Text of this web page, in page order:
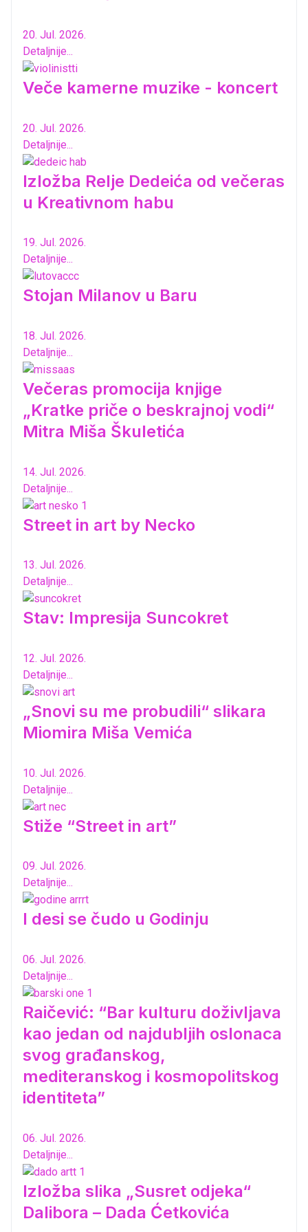
20. Jul. 2026.
Detaljnije...
Veče kamerne muzike - koncert
20. Jul. 2026.
Detaljnije...
Izložba Relje Dedeića od večeras
u Kreativnom habu
19. Jul. 2026.
Detaljnije...
Stojan Milanov u Baru
18. Jul. 2026.
Detaljnije...
Večeras promocija knjige
„Kratke priče o beskrajnoj vodi“
Mitra Miša Škuletića
14. Jul. 2026.
Detaljnije...
Street in art by Necko
13. Jul. 2026.
Detaljnije...
Stav: Impresija Suncokret
12. Jul. 2026.
Detaljnije...
„Snovi su me probudili“ slikara
Miomira Miša Vemića
10. Jul. 2026.
Detaljnije...
Stiže “Street in art”
09. Jul. 2026.
Detaljnije...
I desi se čudo u Godinju
06. Jul. 2026.
Detaljnije...
Raičević: “Bar kulturu doživljava
kao jedan od najdubljih oslonaca
svog građanskog,
mediteranskog i kosmopolitskog
identiteta”
06. Jul. 2026.
Detaljnije...
Izložba slika „Susret odjeka“
Dalibora – Dada Ćetkovića